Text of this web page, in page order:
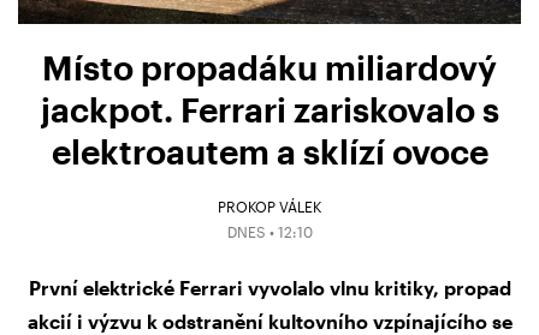
Místo propadáku miliardový
jackpot. Ferrari zariskovalo s
elektroautem a sklízí ovoce
PROKOP VÁLEK
DNES • 12:10
První elektrické Ferrari vyvolalo vlnu kritiky, propad
akcií i výzvu k odstranění kultovního vzpínajícího se